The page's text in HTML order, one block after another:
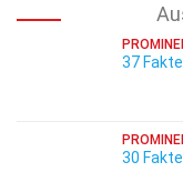
37
30